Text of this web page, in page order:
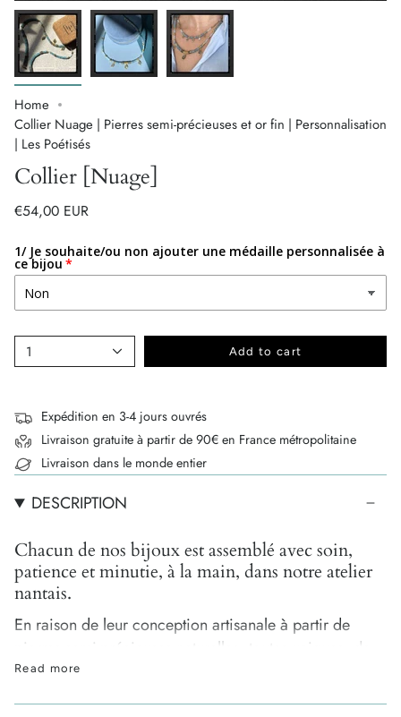
Home
Collier Nuage | Pierres semi-précieuses et or fin | Personnalisation
| Les Poétisés
Collier [Nuage]
€54,00 EUR
1/ Je souhaite/ou non ajouter une médaille personnalisée à
ce bijou
1 Add to cart
Expédition en 3-4 jours ouvrés
Livraison gratuite à partir de 90€ en France métropolitaine
Livraison dans le monde entier
DESCRIPTION
Chacun de nos bijoux est assemblé avec soin,
patience et minutie, à la main, dans notre atelier
nantais.
En raison de leur conception artisanale à partir de
pierres semi-précieuses naturelles, toutes uniques, de
légères différences de tailles, de formes et de couleurs
Read more